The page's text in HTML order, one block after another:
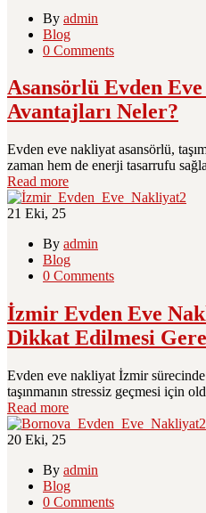
By admin
Blog
0 Comments
Asansörlü Evden
Avantajları Neler?
Evden eve nakliyat asansörlü,
zaman hem de enerji tasarrufu
Read more
21 Eki, 25
By admin
Blog
0 Comments
İzmir Evden Eve
Dikkat Edilmesi
Evden eve nakliyat İzmir
taşınmanın stressiz geçmesi için
Read more
20 Eki, 25
By admin
Blog
0 Comments